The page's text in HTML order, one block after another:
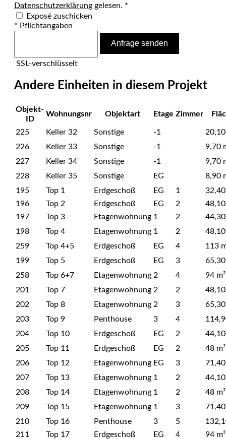
Datenschutzerklärung gelesen. *
Exposé zuschicken
* Pflichtangaben
Anfrage senden
SSL-verschlüsselt
Andere Einheiten in diesem Projekt
Objekt-
ID
Wohnungsnr Objektart Etage Zimmer
225 Keller 32 Sonstige -1
20,10
226
Keller 33 Sonstige -1
9,70
227
Keller 34 Sonstige -1
9,70
228
Keller 35 Sonstige EG
8,90
195
Top 1 Erdgeschoß EG 1
32,40
196
Top 2 Erdgeschoß EG 2
48,10
197
Top 3 Etagenwohnung 1 2
44,30
198
Top 4 Etagenwohnung 1 2
48,10
259
Top 4+5 Erdgeschoß EG 4
113
199
Top 5 Erdgeschoß EG 3
65,30
258
Top 6+7 Etagenwohnung 2 4
94 m²
201
Top 7 Etagenwohnung 2 2
48,10
202
Top 8 Etagenwohnung 2 3
65,30
203
Top 9 Penthouse 3 4
204
Top 10 Erdgeschoß EG 2
44,10
205
Top 11 Erdgeschoß EG 2
48 m²
206
Top 12 Etagenwohnung EG 3
71,40
207
Top 13 Etagenwohnung 1 2
44,10
208
Top 14 Etagenwohnung 1 2
48 m²
209
Top 15 Etagenwohnung 1 3
71,40
210
Top 16 Penthouse 3 5
211
Top 17 Erdgeschoß EG 4
94 m²